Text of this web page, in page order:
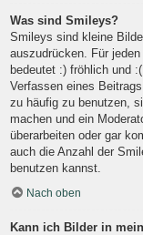
Was sind Smileys?
Smileys sind kleine
auszudrücken. Für
bedeutet :) fröhlich und
Verfassen eines
zu häufig zu benutzen,
machen und ein
überarbeiten oder gar
auch die Anzahl der
benutzen kannst.
Nach oben
Kann ich Bilder in